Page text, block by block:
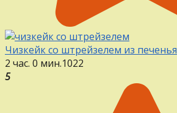
Чизкейк со штрейзелем из печенья
2 час. 0 мин.1022
5